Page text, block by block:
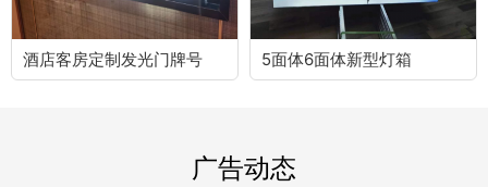
酒店客房定制发光门牌号 5面体6面体新型灯箱
广告动态